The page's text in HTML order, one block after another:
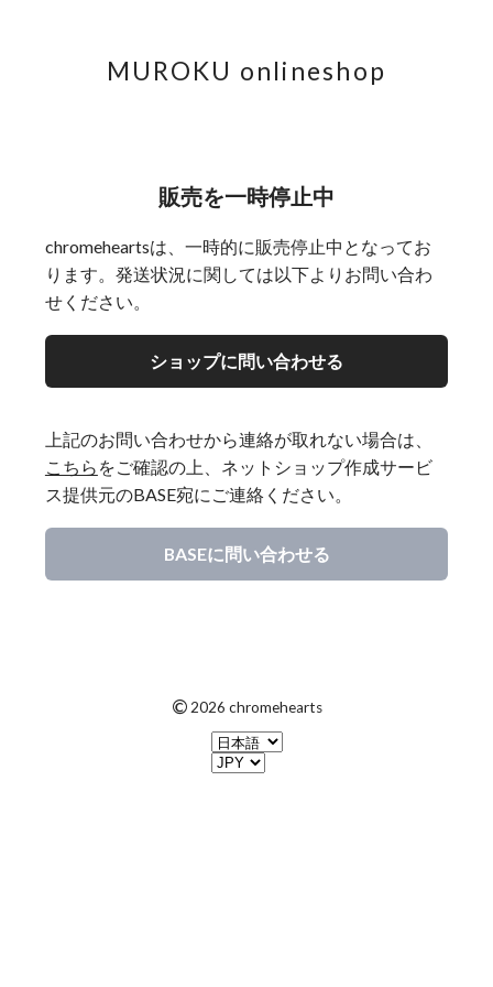
MUROKU onlineshop
販売を一時停止中
chromeheartsは、一時的に販売停止中となってお
ります。発送状況に関しては以下よりお問い合わ
せください。
ショップに問い合わせる
上記のお問い合わせから連絡が取れない場合は、
こちら をご確認の上、ネットショップ作成サービ
ス提供元のBASE宛にご連絡ください。
BASEに問い合わせる
© 2026 chromehearts